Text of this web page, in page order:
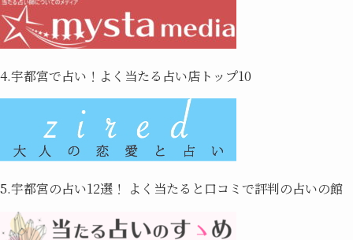
4.宇都宮で占い！よく当たる占い店トップ10
5.宇都宮の占い12選！ よく当たると口コミで評判の占いの館